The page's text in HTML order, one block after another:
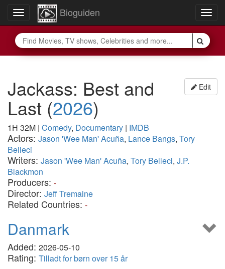
Toggle
navigation
Bioguiden
Edit
Jackass: Best and
Last (2026)
1H 32M | Comedy, Documentary | IMDB
Actors: Jason 'Wee Man' Acuña, Lance Bangs, Tory
Belleci
Writers: Jason 'Wee Man' Acuña, Tory Belleci, J.P.
Blackmon
Producers: -
Director: Jeff Tremaine
Related Countries: -
Danmark
Added: 2026-05-10
Rating: Tilladt for børn over 15 år